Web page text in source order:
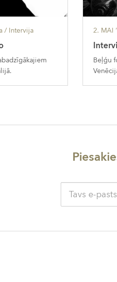
/ Intervija 2. MAI
Beļģu